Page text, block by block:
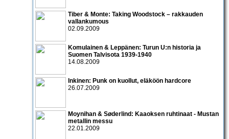
Tiber & Monte: Taking Woodstock – rakkauden
vallankumous
02.09.2009
Komulainen & Leppänen: Turun U:n historia ja
Suomen Talvisota 1939-1940
14.08.2009
Inkinen: Punk on kuollut, eläköön hardcore
26.07.2009
Moynihan & Søderlind: Kaaoksen ruhtinaat - Mustan
metallin messu
22.01.2009